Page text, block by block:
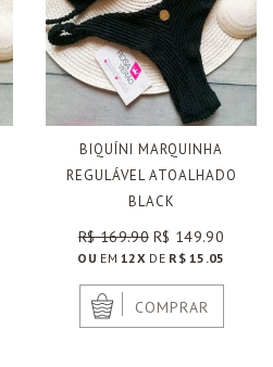
BIQUÍNI MARQUINHA
REGULÁVEL ATOALHADO
BLACK
R$ 169.90 R$ 149.90
OU EM12X DE R$ 15.05
COMPRAR